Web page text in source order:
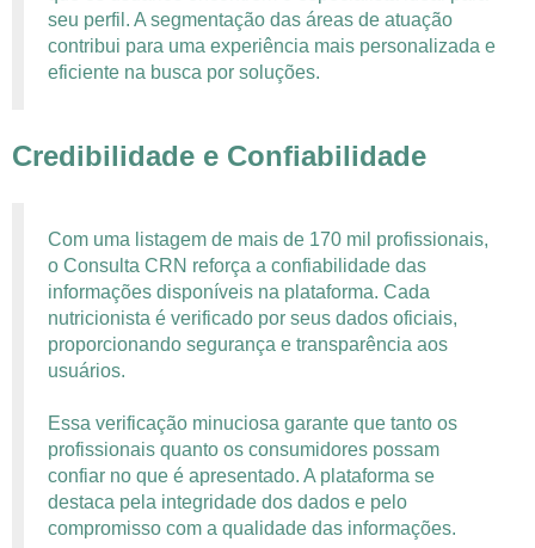
seu perfil. A segmentação das áreas de atuação
contribui para uma experiência mais personalizada e
eficiente na busca por soluções.
Credibilidade e Confiabilidade
Com uma listagem de mais de 170 mil profissionais,
o Consulta CRN reforça a confiabilidade das
informações disponíveis na plataforma. Cada
nutricionista é verificado por seus dados oficiais,
proporcionando segurança e transparência aos
usuários.
Essa verificação minuciosa garante que tanto os
profissionais quanto os consumidores possam
confiar no que é apresentado. A plataforma se
destaca pela integridade dos dados e pelo
compromisso com a qualidade das informações.